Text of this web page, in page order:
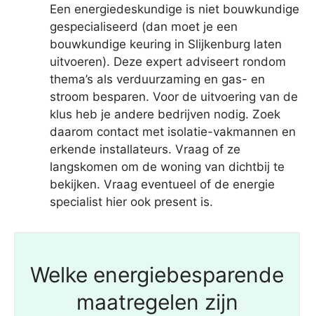
Een energiedeskundige is niet bouwkundige
gespecialiseerd (dan moet je een
bouwkundige keuring in Slijkenburg laten
uitvoeren). Deze expert adviseert rondom
thema’s als verduurzaming en gas- en
stroom besparen. Voor de uitvoering van de
klus heb je andere bedrijven nodig. Zoek
daarom contact met isolatie-vakmannen en
erkende installateurs. Vraag of ze
langskomen om de woning van dichtbij te
bekijken. Vraag eventueel of de energie
specialist hier ook present is.
Welke energiebesparende
maatregelen zijn